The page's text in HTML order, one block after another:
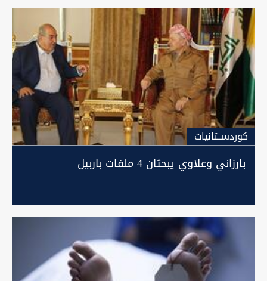
كوردســتانيات
بارزاني وعلاوي يبحثان 4 ملفات باربيل